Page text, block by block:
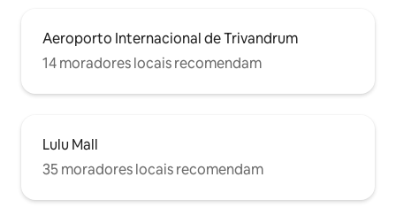
Aeroporto Internacional de Trivandrum
14 moradores locais recomendam
Lulu Mall
35 moradores locais recomendam